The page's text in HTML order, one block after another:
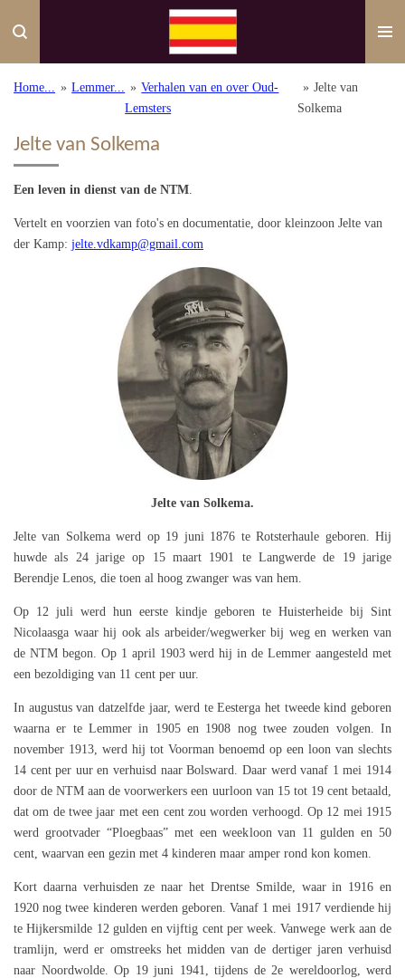
direct
de
Home... » Lemmer... » Verhalen van en over Oud-
Lemsters
» Jelte van
Solkema
Jelte van Solkema
Een leven in dienst van de NTM.
Vertelt en voorzien van foto's en documentatie, door kleinzoon Jelte van
der Kamp: jelte.vdkamp@gmail.com
Jelte van Solkema.
Jelte van Solkema werd op 19 juni 1876 te Rotsterhaule geboren. Hij
huwde als 24 jarige op 15 maart 1901 te Langwerde de 19 jarige
Berendje Lenos, die toen al hoog zwanger was van hem.
Op 12 juli werd hun eerste kindje geboren te Huisterheide bij Sint
Nicolaasga waar hij ook als arbeider/wegwerker bij weg en werken van
de NTM begon. Op 1 april 1903 werd hij in de Lemmer aangesteld met
een bezoldiging van 11 cent per uur.
In augustus van datzelfde jaar, werd te Eesterga het tweede kind geboren
waarna er te Lemmer in 1905 en 1908 nog twee zouden volgen. In
november 1913, werd hij tot Voorman benoemd op een loon van slechts
14 cent per uur en verhuisd naar Bolsward. Daar werd vanaf 1 mei 1914
door de NTM aan de voorwerkers een uurloon van 15 tot 19 cent betaald,
dat om de twee jaar met een cent zou worden verhoogd. Op 12 mei 1915
werd grootvader “Ploegbaas” met een weekloon van 11 gulden en 50
cent, waarvan een gezin met 4 kinderen maar amper rond kon komen.
Kort daarna verhuisden ze naar het Drentse Smilde, waar in 1916 en
1920 nog twee kinderen werden geboren. Vanaf 1 mei 1917 verdiende hij
te Hijkersmilde 12 gulden en vijftig cent per week. Vanwege werk aan de
tramlijn, werd er omstreeks het midden van de dertiger jaren verhuisd
naar Noordwolde. Op 19 juni 1941, tijdens de 2e wereldoorlog, werd